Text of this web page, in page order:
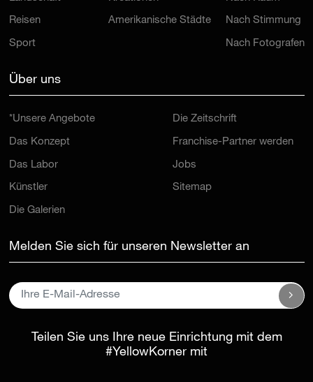
Reisen
Sport
Amerikanische Städte Nach Stimmung
Nach Fotografen
Über uns
*Unsere Angebote
Das Konzept
Das Labor
Künstler
Die Galerien
Die Zeitschrift
Franchise-Partner werden
Jobs
Sitemap
Melden Sie sich für unseren Newsletter an
Teilen Sie uns Ihre neue Einrichtung mit dem
#YellowKorner mit